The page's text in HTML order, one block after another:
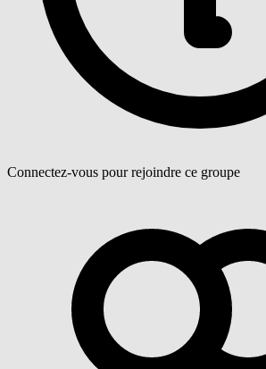
Connectez-vous pour rejoindre ce groupe